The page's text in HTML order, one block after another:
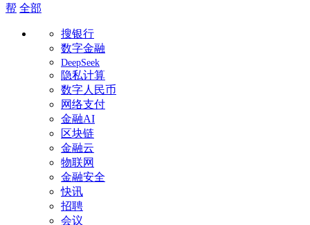
帮 全部
搜银行
数字金融
DeepSeek
隐私计算
数字人民币
网络支付
金融AI
区块链
金融云
物联网
金融安全
快讯
招聘
会议